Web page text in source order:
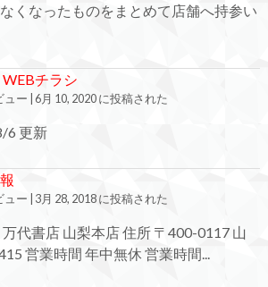
くなったものをまとめて店舗へ持参い
チラシ
ュー 6月 10, 2020 に投稿された
6 更新
ュー 3月 28, 2018 に投稿された
万代書店 山梨本店 住所 〒400-0117 山
営業時間 年中無休 営業時間...